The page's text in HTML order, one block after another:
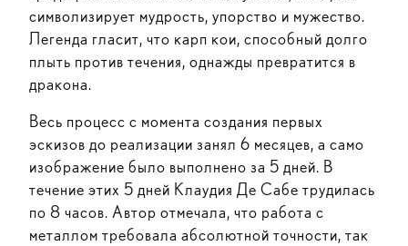
символизирует мудрость, упорство и мужество.
Легенда гласит, что карп кои, способный долго
плыть против течения, однажды превратится в
дракона.
Весь процесс с момента создания первых
эскизов до реализации занял 6 месяцев, а само
изображение было выполнено за 5 дней. В
течение этих 5 дней Клаудия Де Сабе трудилась
по 8 часов. Автор отмечала, что работа с
металлом требовала абсолютной точности, так